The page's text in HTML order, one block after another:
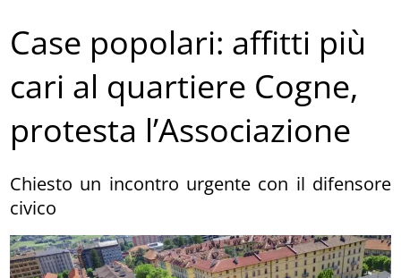
Case popolari: affitti più
cari al quartiere Cogne,
protesta l’Associazione
Chiesto un incontro urgente con il difensore
civico